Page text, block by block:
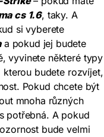
cs 1.6, taky. A
si vyberete
a pokud jej budete
vyvinete některé typy
budete rozvíjet,
Pokud chcete být
mnoha různých
potřebná. A pokud
bude velmi